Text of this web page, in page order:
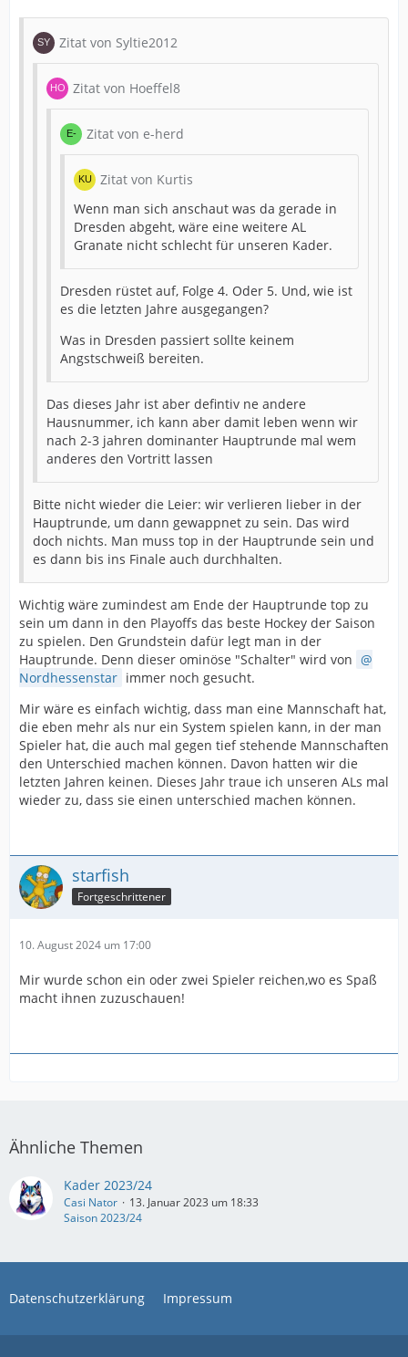
Zitat von Syltie2012
Zitat von Hoeffel8
Zitat von e-herd
Zitat von Kurtis
Wenn man sich anschaut was da gerade in
Dresden abgeht, wäre eine weitere AL
Granate nicht schlecht für unseren Kader.
Dresden rüstet auf, Folge 4. Oder 5. Und, wie ist
es die letzten Jahre ausgegangen?
Was in Dresden passiert sollte keinem
Angstschweiß bereiten.
Das dieses Jahr ist aber defintiv ne andere
Hausnummer, ich kann aber damit leben wenn wir
nach 2-3 jahren dominanter Hauptrunde mal wem
anderes den Vortritt lassen
Bitte nicht wieder die Leier: wir verlieren lieber in der
Hauptrunde, um dann gewappnet zu sein. Das wird
doch nichts. Man muss top in der Hauptrunde sein und
es dann bis ins Finale auch durchhalten.
Wichtig wäre zumindest am Ende der Hauptrunde top zu
sein um dann in den Playoffs das beste Hockey der Saison
zu spielen. Den Grundstein dafür legt man in der
Hauptrunde. Denn dieser ominöse "Schalter" wird von
Nordhessenstar immer noch gesucht.
Mir wäre es einfach wichtig, dass man eine Mannschaft hat,
die eben mehr als nur ein System spielen kann, in der man
Spieler hat, die auch mal gegen tief stehende Mannschaften
den Unterschied machen können. Davon hatten wir die
letzten Jahren keinen. Dieses Jahr traue ich unseren ALs mal
wieder zu, dass sie einen unterschied machen können.
starfish
Fortgeschrittener
10. August 2024 um 17:00
Mir wurde schon ein oder zwei Spieler reichen,wo es Spaß
macht ihnen zuzuschauen!
Ähnliche Themen
Kader 2023/24
Casi Nator
13. Januar 2023 um 18:33
Saison 2023/24
Datenschutzerklärung Impressum